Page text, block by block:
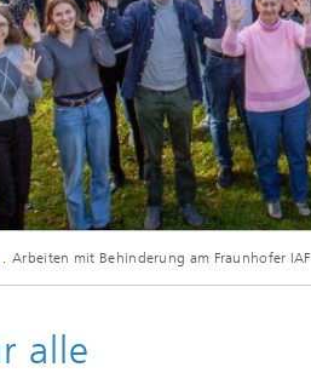
Arbeiten mit Behinderung am Fraunhofer IAF
alle